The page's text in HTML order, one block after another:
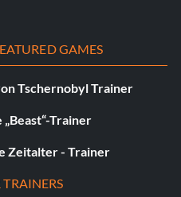
GAMES
Tschernobyl Trainer
Trainer
Zeitalter - Trainer